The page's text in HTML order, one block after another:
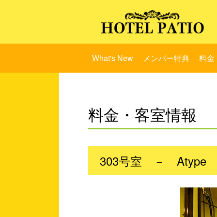
What's New メンバー特典 料金
料金・客室情報
303号室 － Atype